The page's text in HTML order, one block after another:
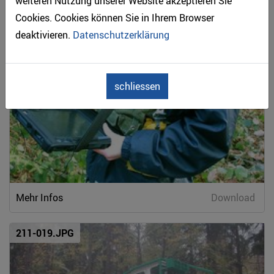
Cookies. Cookies können Sie in Ihrem Browser
deaktivieren. Datenschutzerklärung
schliessen
Mehr Infos Download
211-019.JPG